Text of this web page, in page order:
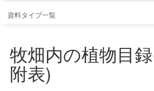
資料タイプ一覧
牧畑内の植物目
附表)